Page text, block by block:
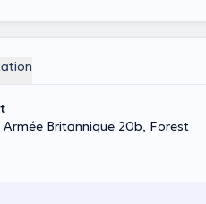
Britannique 20b, Forest